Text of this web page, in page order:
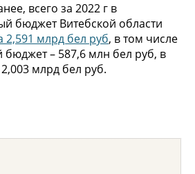
всего за 2022 г в
бюджет Витебской области
2,591 млрд бел руб, в том числе
бюджет – 587,6 млн бел руб, в
млрд бел руб.